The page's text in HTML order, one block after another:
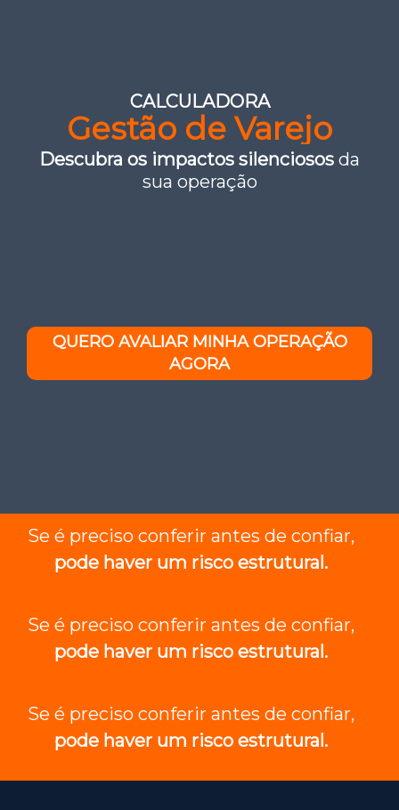
CALCULADORA
Gestão de Varejo
Descubra os impactos silenciosos da
sua operação
QUERO AVALIAR MINHA OPERAÇÃO
AGORA
Se é preciso conferir antes de confiar,
pode haver um risco estrutural.
Se é preciso conferir antes de confiar,
pode haver um risco estrutural.
Se é preciso conferir antes de confiar,
pode haver um risco estrutural.